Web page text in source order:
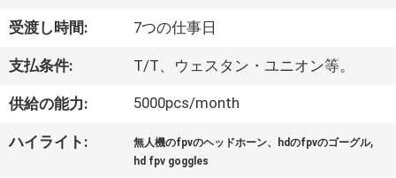
て
工
場
旅
受渡し時間: 7つの仕事日
支払条件: T/T、ウェスタン・ユニオン等。
供給の能力: 5000pcs/month
ハイライト: 無人機のfpvのヘッドホーン、hdのfpvのゴーグル,
hd fpv goggles